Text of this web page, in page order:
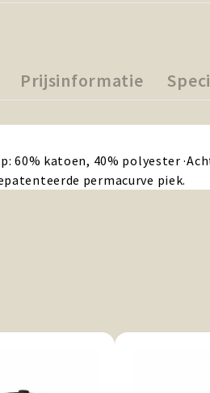
Prijsinformatie
60% katoen, 40% polyester
permacurve piek.